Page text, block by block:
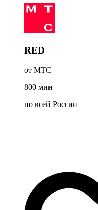
RED
от МТС
800 мин
по всей России